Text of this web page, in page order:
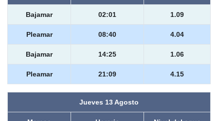
Bajamar 02:01 1.09
Pleamar 08:40 4.04
Bajamar 14:25 1.06
Pleamar 21:09 4.15
Jueves 13 Agosto